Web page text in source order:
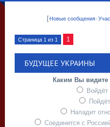
[Новые сообщения·
Страница 1 из 1 1
БУДУЩЕЕ УКРАИНЫ
Каким Вы
Наладит
Соединится с